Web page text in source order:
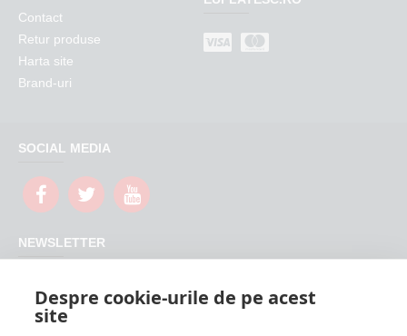
Contact
Retur produse
Harta site
Brand-uri
SOCIAL MEDIA
NEWSLETTER
FeederShop
Despre cookie-urile de pe acest
site